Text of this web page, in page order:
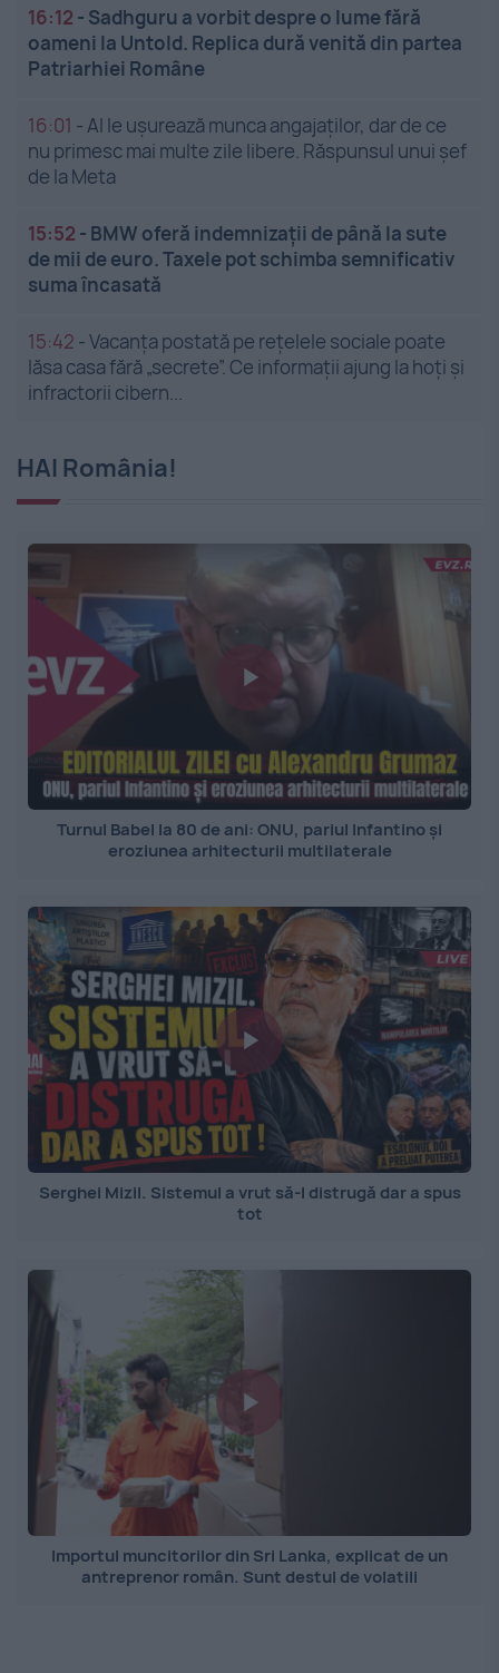
16:12 - Sadhguru a vorbit despre o lume fără
oameni la Untold. Replica dură venită din partea
Patriarhiei Române
16:01 -AI le ușurează munca angajaților, dar de ce
nu primesc mai multe zile libere. Răspunsul unui șef
de la Meta
15:52 - BMW oferă indemnizații de până la sute
de mii de euro. Taxele pot schimba semnificativ
suma încasată
15:42 -Vacanța postată pe rețelele sociale poate
lăsa casa fără „secrete”. Ce informații ajung la hoți și
infractorii cibern...
HAI România!
Turnul Babel la 80 de ani: ONU, pariul Infantino și
eroziunea arhitecturii multilaterale
Serghei Mizil. Sistemul a vrut să-l distrugă dar a spus
tot
Importul muncitorilor din Sri Lanka, explicat de un
antreprenor român. Sunt destul de volatili